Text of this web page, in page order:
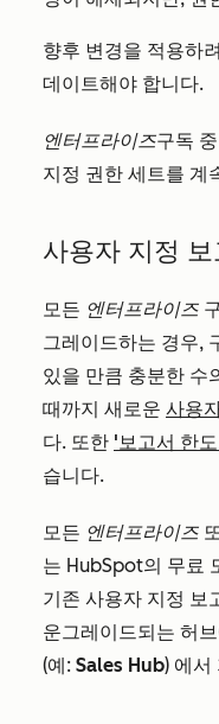
향후 변경을 적용하
데이트해야 합니다.
엔터프라이즈구독
지정 권한 세트를 계
사용자 지정 보
모든 엔터프라이즈
그레이드하는 경우,
있을 만큼 충분한 수
때까지 새로운 사용
다. 또한 '보고서 한
습니다.
모든 엔터프라이즈
는 HubSpot의 무료
기존 사용자 지정 보
운그레이드되는 허
(예: Sales Hub) 에서